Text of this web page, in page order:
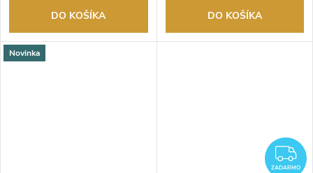
DO KOŠÍKA DO KOŠÍKA
Novinka
ZADARMO